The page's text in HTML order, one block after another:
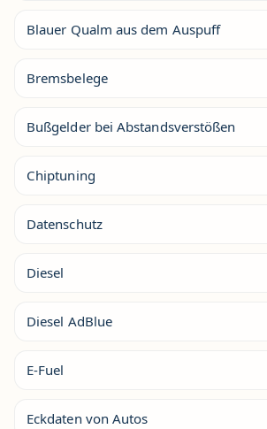
Blauer Qualm aus dem Auspuff
Bremsbelege
Bußgelder bei Abstandsverstößen
Chiptuning
Datenschutz
Diesel
Diesel AdBlue
E-Fuel
Eckdaten von Autos